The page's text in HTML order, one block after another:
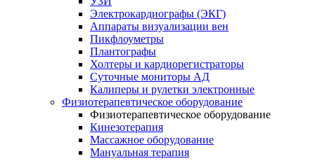
Электрокардиографы (ЭКГ)
Аппараты визуализации вен
Пикфлоуметры
Плантографы
Холтеры и кардиорегистраторы
Суточные мониторы АД
Калиперы и рулетки электронные
Физиотерапевтическое оборудование
Физиотерапевтическое оборудование
Кинезотерапия
Массажное оборудование
Мануальная терапия